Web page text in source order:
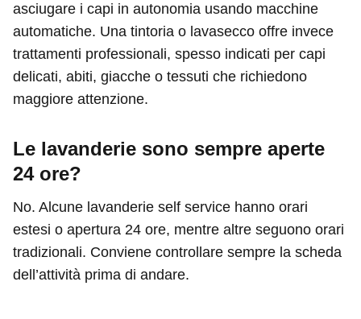
asciugare i capi in autonomia usando macchine
automatiche. Una tintoria o lavasecco offre invece
trattamenti professionali, spesso indicati per capi
delicati, abiti, giacche o tessuti che richiedono
maggiore attenzione.
Le lavanderie sono sempre aperte
24 ore?
No. Alcune lavanderie self service hanno orari
estesi o apertura 24 ore, mentre altre seguono orari
tradizionali. Conviene controllare sempre la scheda
dell’attività prima di andare.